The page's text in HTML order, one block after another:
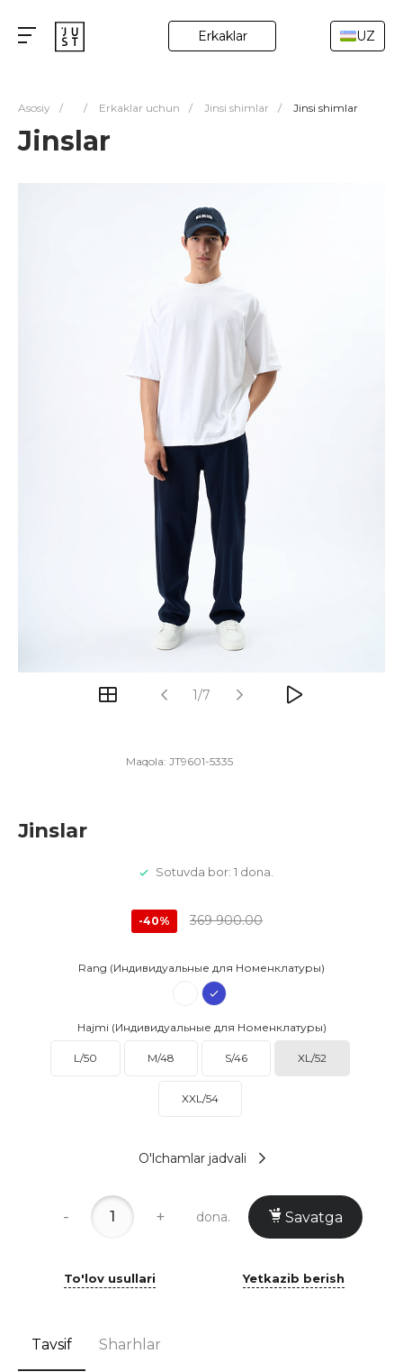
Erkaklar UZ
Asosiy / / Erkaklar uchun / Jinsi shimlar / Jinsi shimlar
Jinslar
1/7
Maqola: JT9601-5335
Jinslar
Sotuvda bor: 1 dona.
-40% 369 900.00
Rang (Индивидуальные для Номенклатуры)
Hajmi (Индивидуальные для Номенклатуры)
L/50 M/48 S/46 XL/52
XXL/54
O'lchamlar jadvali
- + dona. Savatga
To'lov usullari Yetkazib berish
Tavsif Sharhlar